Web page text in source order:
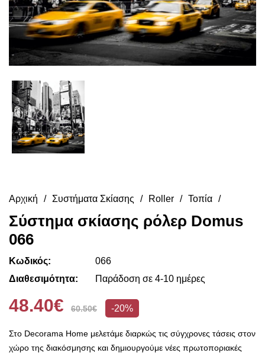
Αρχική Συστήματα Σκίασης Roller Τοπία
Σύστημα σκίασης ρόλερ Domus
066
Κωδικός:
066
Διαθεσιμότητα:
Παράδοση σε 4-10 ημέρες
48.40€ 60.50€ -20%
Στο Decorama Home μελετάμε διαρκώς τις σύγχρονες τάσεις στον
χώρο της διακόσμησης και δημιουργούμε νέες πρωτοποριακές